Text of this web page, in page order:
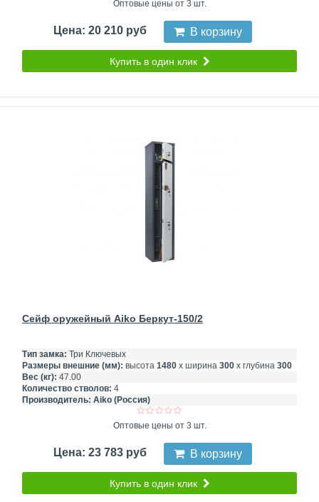
Оптовые цены от 3 шт.
Цена: 20 210 руб В корзину
Купить в один клик
Сейф оружейный Aiko Беркут-150/2
Тип замка: Три Ключевых
Размеры внешние (мм): высота 1480 х ширина 300 х глубина 300
Вес (кг): 47.00
Количество стволов: 4
Производитель: Aiko (Россия)
Оптовые цены от 3 шт.
Цена: 23 783 руб В корзину
Купить в один клик